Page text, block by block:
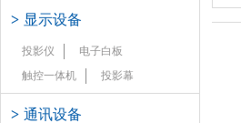
> 显示设备
投影仪
电子白板
触控一体机
投影幕
> 通讯设备